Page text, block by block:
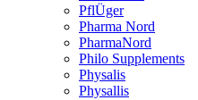
PflÜger
Pharma Nord
PharmaNord
Philo Supplements
Physalis
Physallis